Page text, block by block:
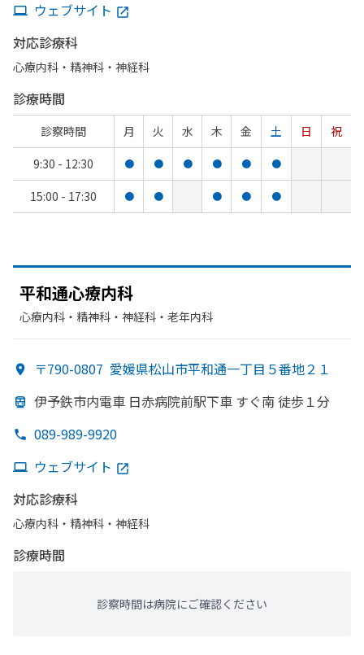
ウェブサイト
対応診療科
心療内科・​精神科・神経科
診療時間
診察時間 月 火 水 木 金 土 日
祝
9:30 - 12:30
● ● ● ● ● ●
15:00 - 17:30 ● ● ● ● ●
平和通心療内科
心療内科・​精神科・神経科・​老年内科
〒790-0807 愛媛県松山市平和通一丁目５番地２１
伊予鉄市内電車 日赤病院前駅下車 すぐ南 徒歩１分
089-989-9920
ウェブサイト
対応診療科
心療内科・​精神科・神経科
診療時間
診察時間は病院にご確認ください